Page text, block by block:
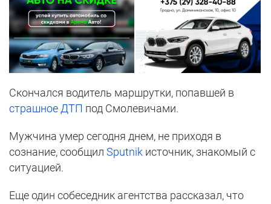
Скончался водитель маршрутки, попавшей в
страшное ДТП под Смолевичами.
Мужчина умер сегодня днем, не приходя в
сознание, сообщил Sputnik источник, знакомый с
ситуацией.
Еще один собеседник агентства рассказал, что